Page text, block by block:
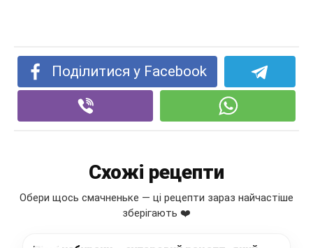
Поділитися у Facebook
Схожі рецепти
Обери щось смачненьке — ці рецепти зараз найчастіше
зберігають ❤️